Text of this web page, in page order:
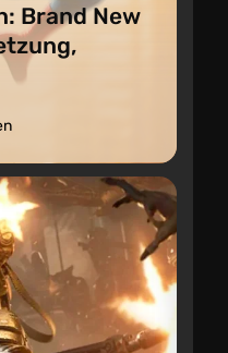
Brand New